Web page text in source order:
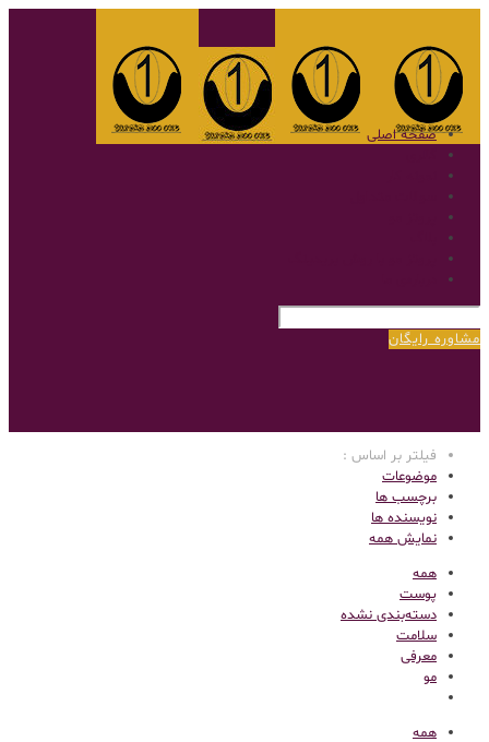
صفحه اصلی
مشاوره رایگان
فیلتر بر اساس :
موضوعات
برچسب ها
نویسنده ها
نمایش همه
همه
پوست
دسته‌بندی نشده
سلامت
معرفی
مو
همه